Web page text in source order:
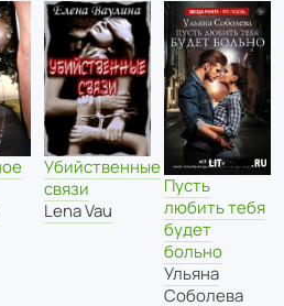
Убийственные
связи
Lena Vau
Пусть
любить тебя
будет
больно
Ульяна
Соболева